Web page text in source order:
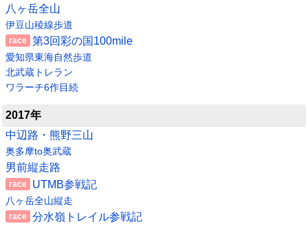
八ヶ岳全山
伊豆山稜線歩道
第3回彩の国100mile
愛知県東海自然歩道
北武蔵トレラン
ワラーチ6作目続
2017年
中辺路・熊野三山
奥多摩to奥武蔵
男前縦走路
UTMB参戦記
八ヶ岳全山縦走
分水嶺トレイル参戦記